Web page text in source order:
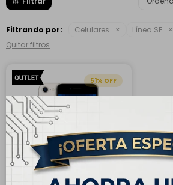
Filtrando por: Celulares Línea SE
Quitar filtros
51